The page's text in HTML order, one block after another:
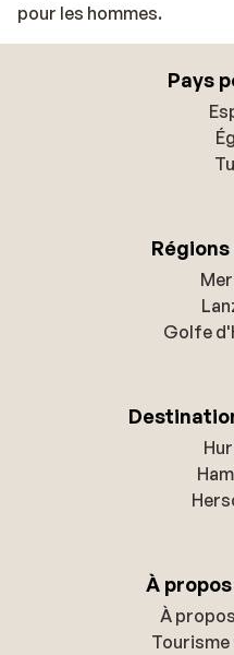
pour les hommes.
Pays
Golfe
À
À